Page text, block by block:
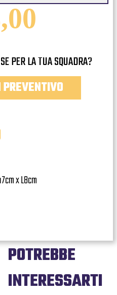
PER LA TUA SQUADRA?
x L8cm
POTREBBE
INTERESSARTI